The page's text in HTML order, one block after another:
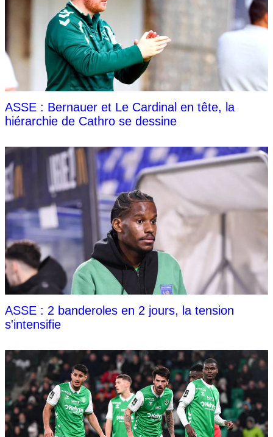
ASSE : Bernauer et Le Cardinal en tête, la
hiérarchie de Cathro se dessine
ASSE : 2 banderoles en 2 jours, la tension
s'intensifie